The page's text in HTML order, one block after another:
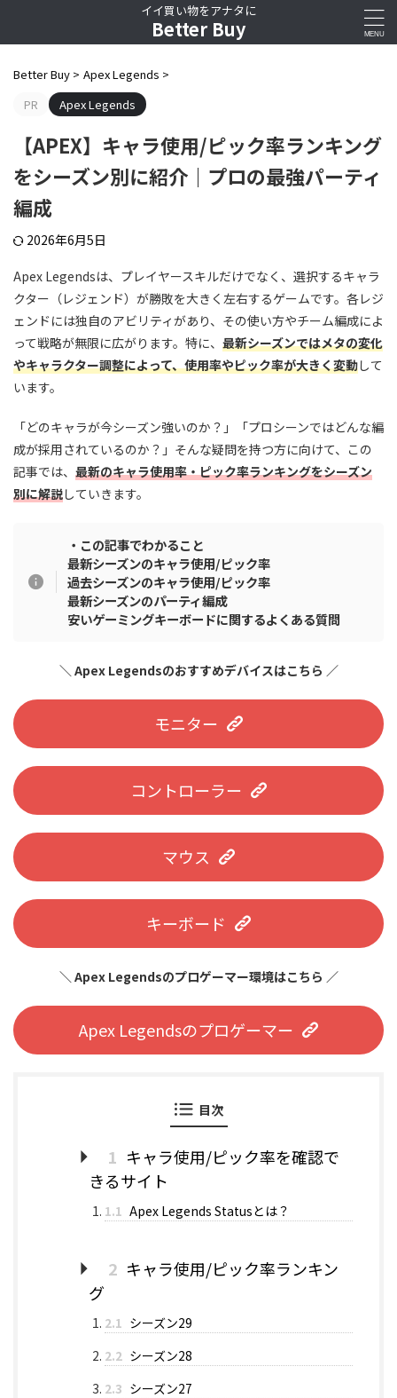
イイ買い物をアナタに
Better Buy
Better Buy > Apex Legends >
PR
Apex Legends
【APEX】キャラ使用/ピック率ランキング
をシーズン別に紹介｜プロの最強パーティ
編成
2026年6月5日
Apex Legendsは、プレイヤースキルだけでなく、選択するキャラ
クター（レジェンド）が勝敗を大きく左右するゲームです。各レジ
ェンドには独自のアビリティがあり、その使い方やチーム編成によ
って戦略が無限に広がります。特に、 最新シーズンではメタの変化
やキャラクター調整によって、使用率やピック率が大きく変動して
います。
「どのキャラが今シーズン強いのか？」「プロシーンではどんな編
成が採用されているのか？」そんな疑問を持つ方に向けて、この
記事では、 最新のキャラ使用率・ピック率ランキングをシーズン
別に解説していきます。
・この記事でわかること
最新シーズンのキャラ使用/ピック率
過去シーズンのキャラ使用/ピック率
最新シーズンのパーティ編成
安いゲーミングキーボードに関するよくある質問
＼ Apex Legendsのおすすめデバイスはこちら ／
モニター
コントローラー
マウス
キーボード
＼ Apex Legendsのプロゲーマー環境はこちら ／
Apex Legendsのプロゲーマー
目次
1 キャラ使用/ピック率を確認で
きるサイト
1.1 Apex Legends Statusとは？
2 キャラ使用/ピック率ランキン
グ
2.1 シーズン29
2.2 シーズン28
2.3 シーズン27